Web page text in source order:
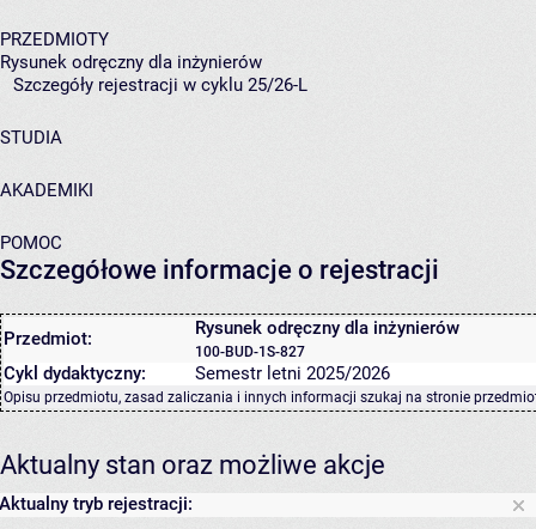
PRZEDMIOTY
Rysunek odręczny dla inżynierów
Szczegóły rejestracji w cyklu 25/26-L
STUDIA
AKADEMIKI
POMOC
Szczegółowe informacje o rejestracji
Przedmiot: Rysunek odręczny dla inżynierów
100-BUD-1S-827
Cykl dydaktyczny: Semestr letni 2025/2026
Opisu przedmiotu, zasad zaliczania i innych informacji szukaj na stronie
Aktualny stan oraz możliwe akcje
Aktualny tryb rejestracji: